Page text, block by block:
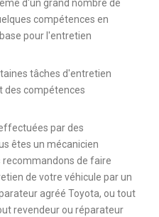
d'un grand nombre de
compétences en
pour l'entretien
tâches d'entretien
des compétences
par des
êtes un mécanicien
de faire
de votre véhicule par un
agréé Toyota, ou tout
revendeur ou réparateur